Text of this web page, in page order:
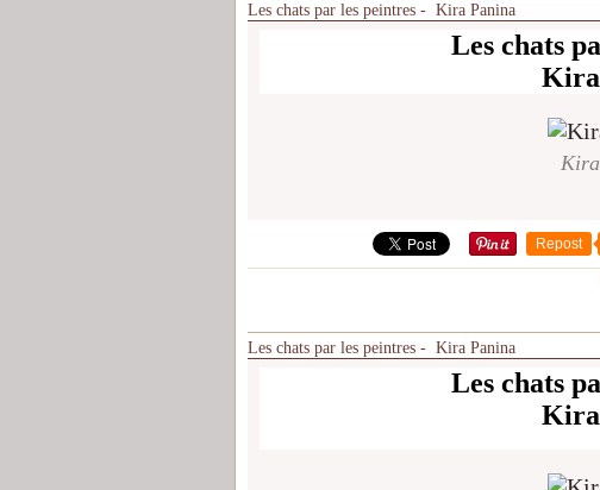
Les chats par les peintres - Kira Panina
Les chats
Kira
Repost
Les chats par les peintres - Kira Panina
Les chats
Kira